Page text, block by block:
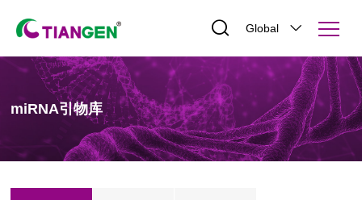
Global
miRNA引物库